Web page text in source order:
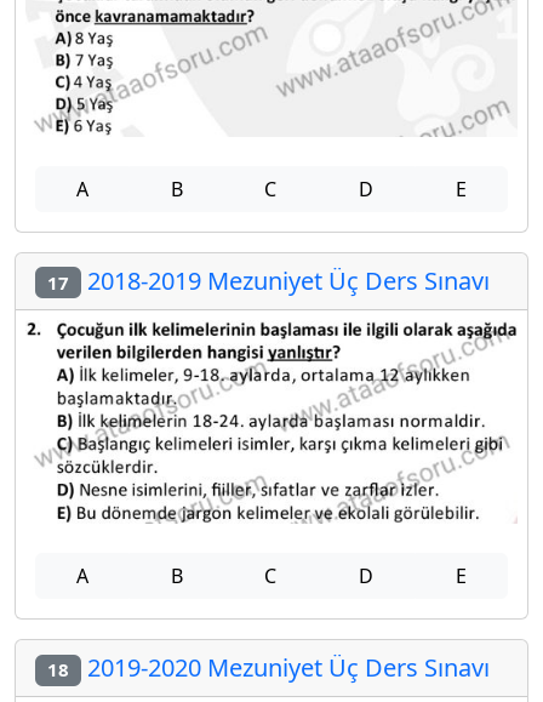
A B C D E
17 2018-2019 Mezuniyet Üç Ders Sınavı
A B C D E
18 2019-2020 Mezuniyet Üç Ders Sınavı